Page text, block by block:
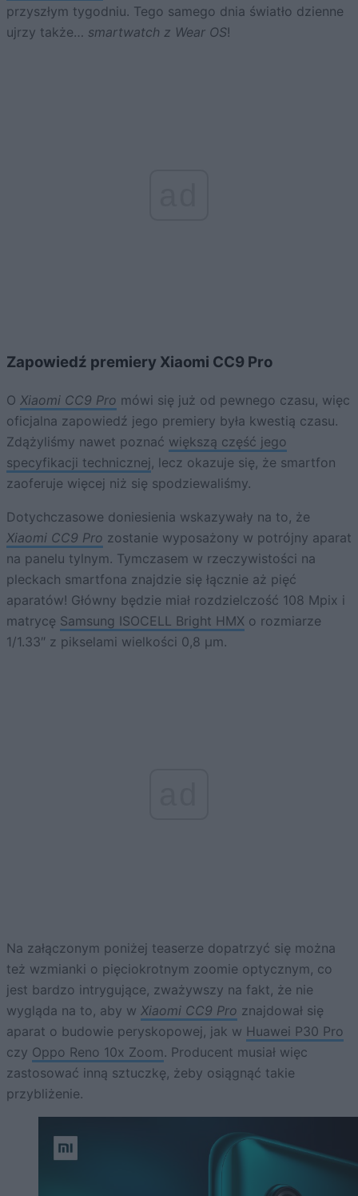
przyszłym tygodniu. Tego samego dnia światło dzienne
ujrzy także… smartwatch z Wear OS!
Zapowiedź premiery Xiaomi CC9 Pro
O Xiaomi CC9 Pro mówi się już od pewnego czasu, więc
oficjalna zapowiedź jego premiery była kwestią czasu.
Zdążyliśmy nawet poznać większą część jego
specyfikacji technicznej, lecz okazuje się, że smartfon
zaoferuje więcej niż się spodziewaliśmy.
Dotychczasowe doniesienia wskazywały na to, że
Xiaomi CC9 Pro zostanie wyposażony w potrójny aparat
na panelu tylnym. Tymczasem w rzeczywistości na
pleckach smartfona znajdzie się łącznie aż pięć
aparatów! Główny będzie miał rozdzielczość 108 Mpix i
matrycę Samsung ISOCELL Bright HMX o rozmiarze
1/1.33″ z pikselami wielkości 0,8 µm.
Na załączonym poniżej teaserze dopatrzyć się można
też wzmianki o pięciokrotnym zoomie optycznym, co
jest bardzo intrygujące, zważywszy na fakt, że nie
wygląda na to, aby w Xiaomi CC9 Pro znajdował się
aparat o budowie peryskopowej, jak w Huawei P30 Pro
czy Oppo Reno 10x Zoom. Producent musiał więc
zastosować inną sztuczkę, żeby osiągnąć takie
przybliżenie.